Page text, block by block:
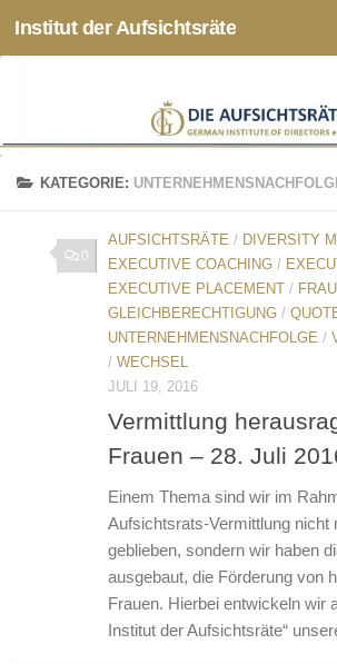
Zum Inhalt springen
Institut der Aufsichtsräte
KATEGORIE:
0
AUFSICHTSRÄTE / DIVERSITY
EXECUTIVE COACHING /
EXECUTIVE PLACEMENT /
GLEICHBERECHTIGUNG /
UNTERNEHMENSNACHFOLGE /
/ WECHSEL
JULI 19, 2016
Vermittlung
Frauen – 28. Juli
Einem Thema sind wir im
Aufsichtsrats-Vermittlung nicht
geblieben, sondern wir haben
ausgebaut, die Förderung von
Frauen. Hierbei entwickeln wir
Institut der Aufsichtsräte“